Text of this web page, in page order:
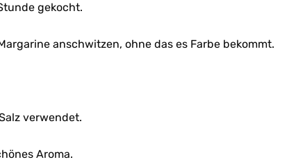
gekocht.
anschwitzen, ohne das es Farbe bekommt.
verwendet.
Aroma.